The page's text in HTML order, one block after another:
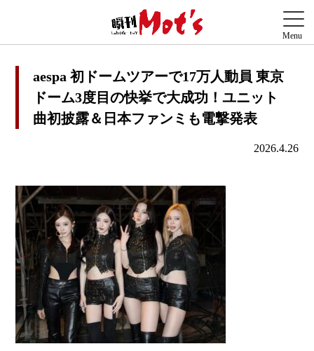
aespa 初ドームツアーで17万人動員 東京
ドーム3度目の快挙で大成功！ユニット
曲初披露＆日本ファンミも電撃発表
2026.4.26